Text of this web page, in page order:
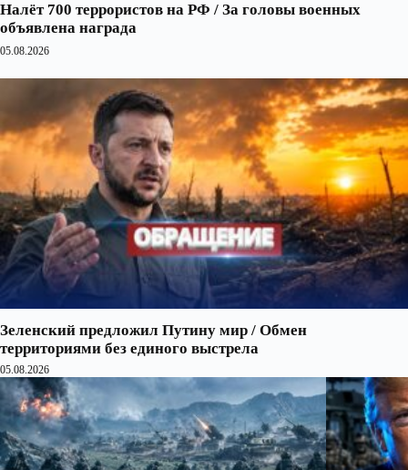
Налёт 700 террористов на РФ / За головы военных
объявлена награда
05.08.2026
Зеленский предложил Путину мир / Обмен
территориями без единого выстрела
05.08.2026